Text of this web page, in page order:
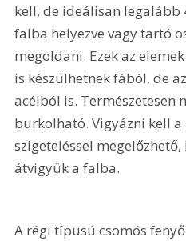
kell, de ideálisan legalább
falba helyezve vagy tartó
megoldani. Ezek az
is készülhetnek fából, de
acélból is. Természetesen
burkolható. Vigyázni kell
szigeteléssel
átvigyük a falba.
A régi típusú csomós